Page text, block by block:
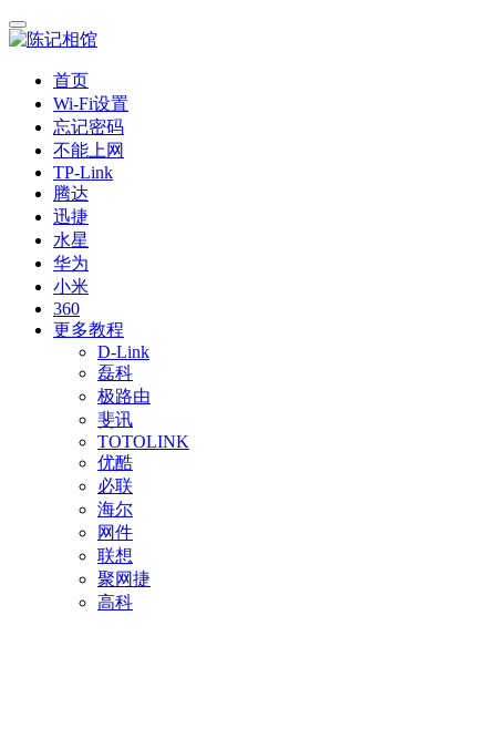
首页
Wi-Fi设置
忘记密码
不能上网
TP-Link
腾达
迅捷
水星
华为
小米
360
更多教程
D-Link
磊科
极路由
斐讯
TOTOLINK
优酷
必联
海尔
网件
联想
聚网捷
高科